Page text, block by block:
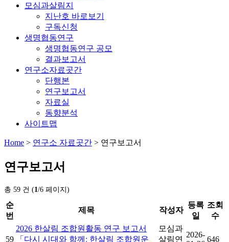
모심과살림지
지난호 바로보기
구독신청
생명협동연구
생명협동연구 공모
결과보고서
연구소자료곳간
단행본
연구보고서
자료실
동향분석
사이트맵
Home > 연구소 자료곳간 > 연구보고서
연구보고서
총 59 건 (1/6 페이지)
순
번
제목 작성자
등록
일
조회
수
59
2026 한살림 조합원활동 연구 보고서
「다시 시대와 함께: 한살림 조합원운
모심과
살림연
2026-
646